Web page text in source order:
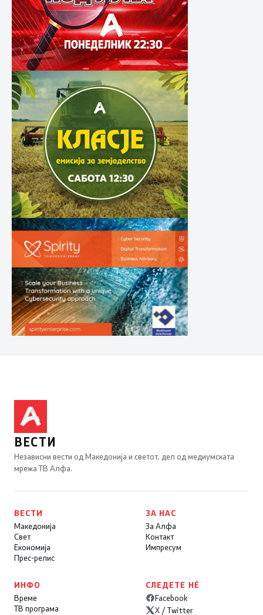
ВЕСТИ
Независни вести од Македонија и светот, дел од медиумската
мрежа ТВ Алфа.
ВЕСТИ
Македонија
Свет
Економија
Прес-релис
ЗА НАС
За Алфа
Контакт
Импресум
ИНФО
Време
ТВ програма
СЛЕДЕТЕ НÉ
Facebook
X / Twitter